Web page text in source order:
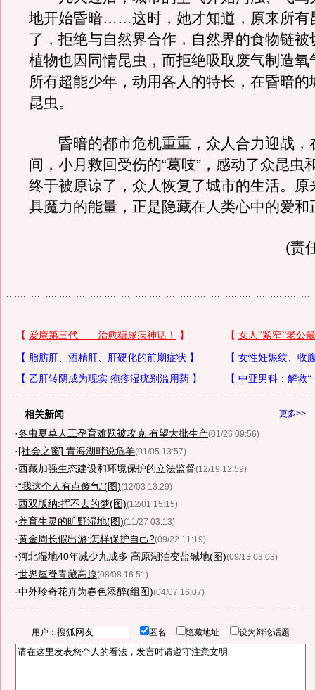
地开始昏暗……这时，她才知道，原来所有
了，拒绝与自然界合作，自然界的食物链被
植物也因同情昆虫，而拒绝吸取废气制造氧
所有超能少年，动用各人的特长，在昏暗的
昆虫。
昏暗的都市危机重重，众人合力迎战，
间，小月救回受伤的“葛吱”，感动了众昆虫
终于被原谅了，众人恢复了城市的生活。原
具魔力的能量，正是隐藏在人类心中的爱
(责
更多>>
相关新闻
·冬虫夏草人工孕育难题被攻克 有望大批生产(01/26 09:56)
·[社会之窗] 青海湖畔说危羊(01/05 13:57)
·西藏加强生态建设和环境保护的立法监督(12/19 12:59)
·“我这个人有点傻气”(图)(12/03 13:29)
·西双版纳:挥不去的梦(图)(12/01 15:15)
·养育生灵的旷野湿地(图)(11/27 03:13)
·黄金周长假出游:怎样保护自己?(09/22 11:19)
·河北湿地40年减少九成多 高原湖泊变盐碱地(图)(09/13 03:03)
·世界屋脊青藏高原(08/08 16:51)
·中外珍奇花卉为春色添醉(组图)(04/07 16:07)
用户： 匿名 隐藏地址 设为辩论话题